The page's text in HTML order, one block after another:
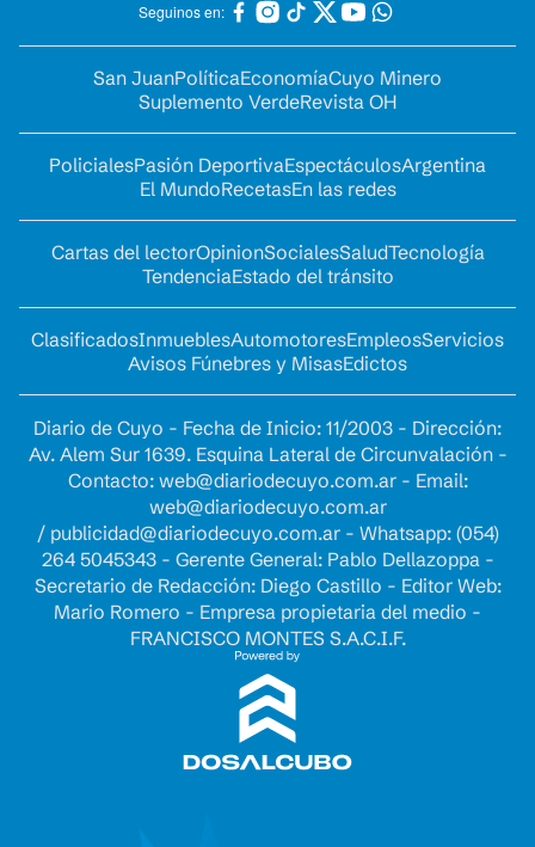
Seguinos en:
San JuanPolíticaEconomíaCuyo Minero
Suplemento VerdeRevista OH
PolicialesPasión DeportivaEspectáculosArgentina
El MundoRecetasEn las redes
Cartas del lectorOpinionSocialesSaludTecnología
TendenciaEstado del tránsito
ClasificadosInmueblesAutomotoresEmpleosServicios
Avisos Fúnebres y MisasEdictos
Diario de Cuyo - Fecha de Inicio: 11/2003 - Dirección:
Av. Alem Sur 1639. Esquina Lateral de Circunvalación -
Contacto: web@diariodecuyo.com.ar- Email:
web@diariodecuyo.com.ar
/ publicidad@diariodecuyo.com.ar- Whatsapp: (054)
264 5045343 - Gerente General: Pablo Dellazoppa -
Secretario de Redacción: Diego Castillo - Editor Web:
Mario Romero - Empresa propietaria del medio -
FRANCISCO MONTES S.A.C.I.F.